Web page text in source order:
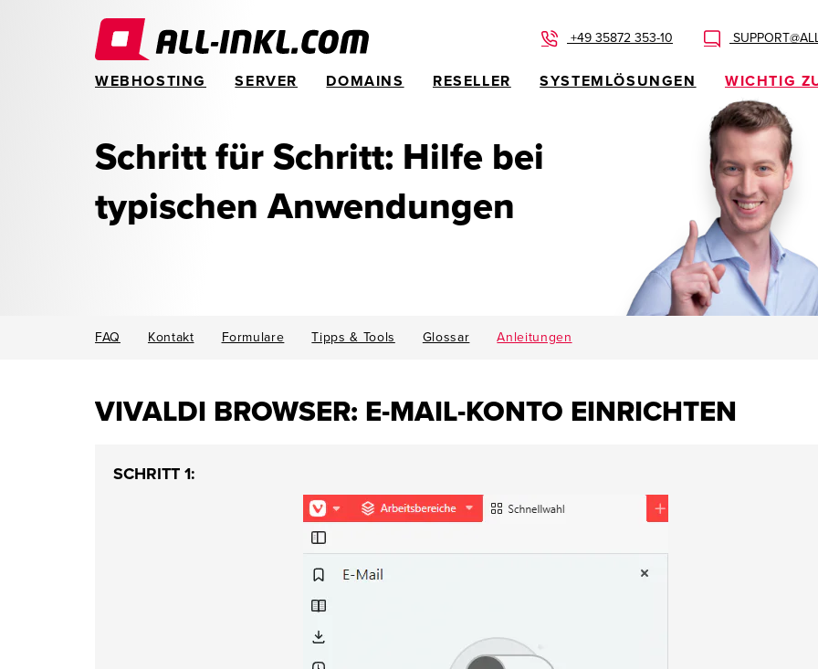
+49 35872 353-10
WEBHOSTING SERVER DOMAINS RESELLER SYSTEMLÖSUNGEN WICHTIG
Schritt für Schritt: Hilfe bei
typischen Anwendungen
FAQ Kontakt Formulare Tipps & Tools Glossar Anleitungen
VIVALDI BROWSER: E-MAIL-KONTO EINRICHTEN
SCHRITT 1: